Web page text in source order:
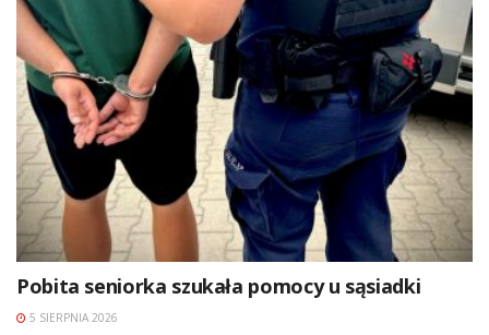
Pobita seniorka szukała pomocy u sąsiadki
5 SIERPNIA 2026